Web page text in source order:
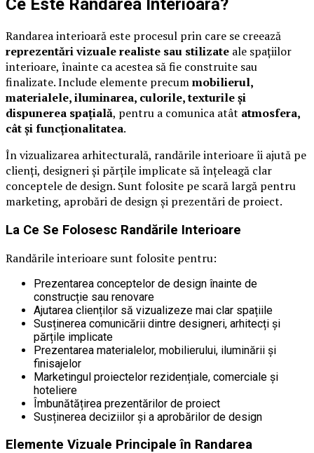
Ce Este Randarea Interioară?
Randarea interioară este procesul prin care se creează
reprezentări vizuale realiste sau stilizate ale spațiilor
interioare, înainte ca acestea să fie construite sau
finalizate. Include elemente precummobilierul,
materialele, iluminarea, culorile, texturile și
dispunerea spațială, pentru a comunica atât atmosfera,
cât și funcționalitatea.
În vizualizarea arhitecturală, randările interioare îi ajută pe
clienți, designeri și părțile implicate să înțeleagă clar
conceptele de design. Sunt folosite pe scară largă pentru
marketing, aprobări de design și prezentări de proiect.
La Ce Se Folosesc Randările Interioare
Randările interioare sunt folosite pentru:
Prezentarea conceptelor de design înainte de
construcție sau renovare
Ajutarea clienților să vizualizeze mai clar spațiile
Susținerea comunicării dintre designeri, arhitecți și
părțile implicate
Prezentarea materialelor, mobilierului, iluminării și
finisajelor
Marketingul proiectelor rezidențiale, comerciale și
hoteliere
Îmbunătățirea prezentărilor de proiect
Susținerea deciziilor și a aprobărilor de design
Elemente Vizuale Principale în Randarea